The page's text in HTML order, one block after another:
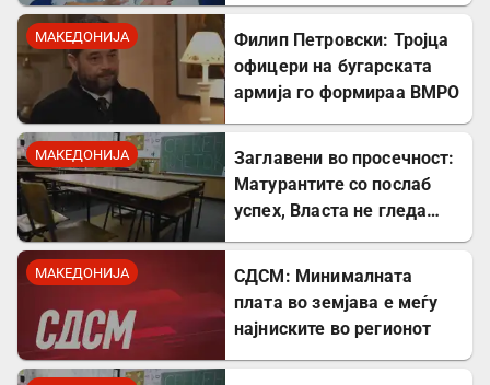
МАКЕДОНИЈА
Филип Петровски: Тројца
офицери на бугарската
армија го формираа ВМРО
МАКЕДОНИЈА
Заглавени во просечност:
Матурантите со послаб
успех, Власта не гледа
МАКЕДОНИЈА
СДСМ: Минималната
плата во земјава е меѓу
најниските во регионот